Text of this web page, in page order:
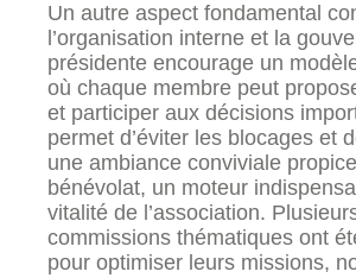
Un autre aspect fondamental
l’organisation interne et la
présidente encourage un
où chaque membre peut
et participer aux décisions
permet d’éviter les blocages et
une ambiance conviviale
bénévolat, un moteur
vitalité de l’association.
commissions thématiques ont
pour optimiser leurs missions,